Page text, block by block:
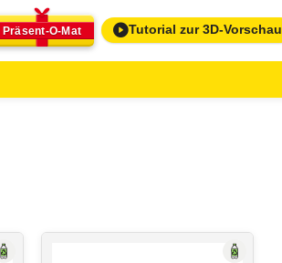
Präsent-O-Mat Tutorial zur 3D-Vorschau